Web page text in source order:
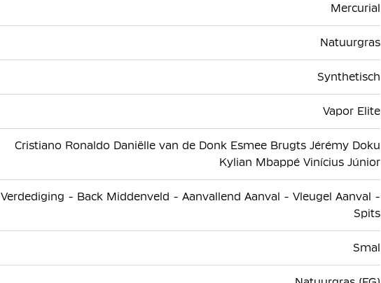
Mercurial
Natuurgras
Synthetisch
Vapor Elite
Cristiano Ronaldo Daniëlle van de Donk Esmee Brugts Jérémy Doku
Kylian Mbappé Vinícius Júnior
Verdediging - Back Middenveld - Aanvallend Aanval - Vleugel Aanval -
Spits
Smal